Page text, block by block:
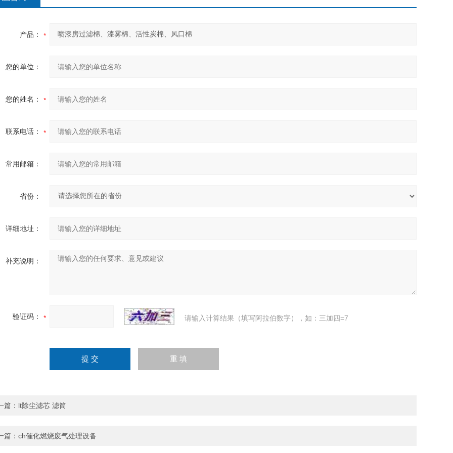
产品：
您的单位：
您的姓名：
联系电话：
常用邮箱：
省份：
详细地址：
补充说明：
验证码： 请输入计算结果（填写阿拉伯数字），如：三加四=7
篇： lt除尘滤芯 滤筒
篇： ch催化燃烧废气处理设备